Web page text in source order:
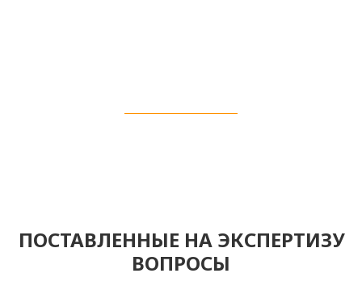
ПОСТАВЛЕННЫЕ НА ЭКСПЕРТИЗУ
ВОПРОСЫ